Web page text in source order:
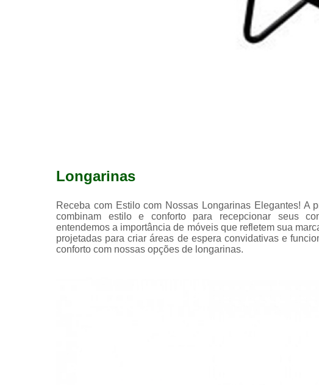
Longarinas
Receba com Estilo com Nossas Longarinas Elegantes! A
combinam estilo e conforto para recepcionar seus
entendemos a importância de móveis que refletem sua
projetadas para criar áreas de espera convidativas e
conforto com nossas opções de longarinas.